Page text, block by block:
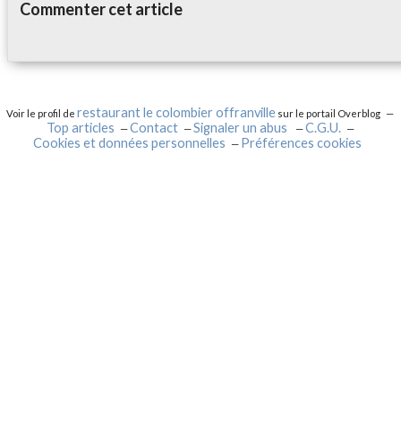
Commenter cet article
Voir le profil derestaurant le colombier offranville sur le portail Overblog
Top articles Contact Signaler un abus
C.G.U.
Cookies et données personnelles
Préférences cookies